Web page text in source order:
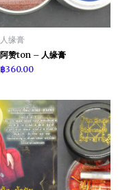
人缘膏
阿赞ton – 人缘膏
฿360.00